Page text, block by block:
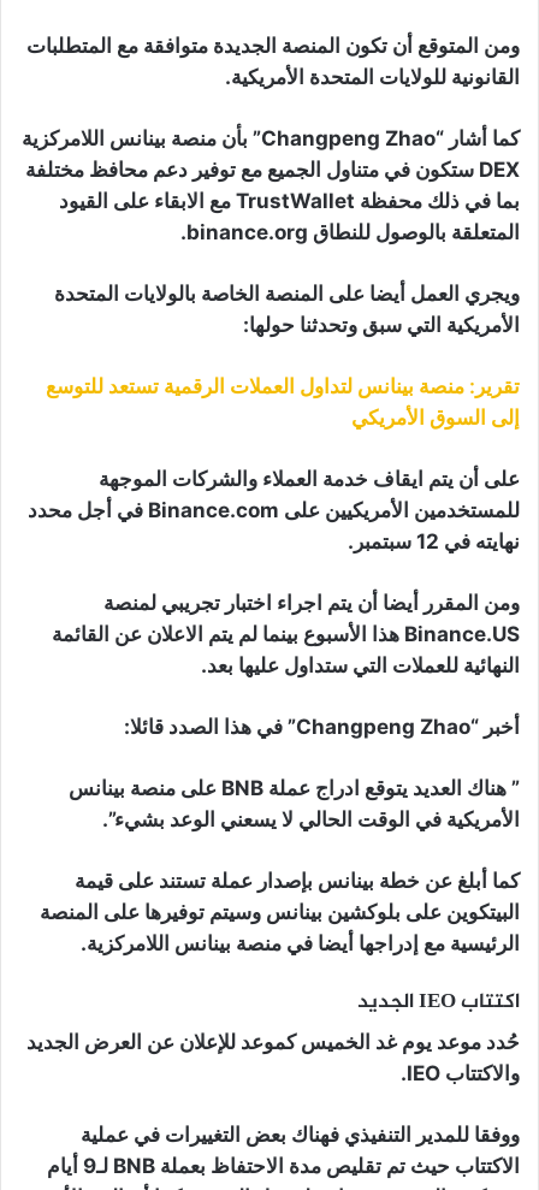
ومن المتوقع أن تكون المنصة الجديدة متوافقة مع المتطلبات
القانونية للولايات المتحدة الأمريكية.
كما أشار “Changpeng Zhao” بأن منصة بينانس اللامركزية
DEX ستكون في متناول الجميع مع توفير دعم محافظ مختلفة
بما في ذلك محفظة TrustWallet مع الابقاء على القيود
المتعلقة بالوصول للنطاق binance.org.
ويجري العمل أيضا على المنصة الخاصة بالولايات المتحدة
الأمريكية التي سبق وتحدثنا حولها:
تقرير: منصة بينانس لتداول العملات الرقمية تستعد للتوسع
إلى السوق الأمريكي
على أن يتم ايقاف خدمة العملاء والشركات الموجهة
للمستخدمين الأمريكيين على Binance.com في أجل محدد
نهايته في 12 سبتمبر.
ومن المقرر أيضا أن يتم اجراء اختبار تجريبي لمنصة
Binance.US هذا الأسبوع بينما لم يتم الاعلان عن القائمة
النهائية للعملات التي ستداول عليها بعد.
أخبر “Changpeng Zhao” في هذا الصدد قائلا:
” هناك العديد يتوقع ادراج عملة BNB على منصة بينانس
الأمريكية في الوقت الحالي لا يسعني الوعد بشيء”.
كما أبلغ عن خطة بينانس بإصدار عملة تستند على قيمة
البيتكوين على بلوكشين بينانس وسيتم توفيرها على المنصة
الرئيسية مع إدراجها أيضا في منصة بينانس اللامركزية.
اكتتابIEOالجديد
حُدد موعد يوم غد الخميس كموعد للإعلان عن العرض الجديد
والاكتتاب IEO.
ووفقا للمدير التنفيذي فهناك بعض التغييرات في عملية
الاكتتاب حيث تم تقليص مدة الاحتفاظ بعملة BNB لـ9 أيام